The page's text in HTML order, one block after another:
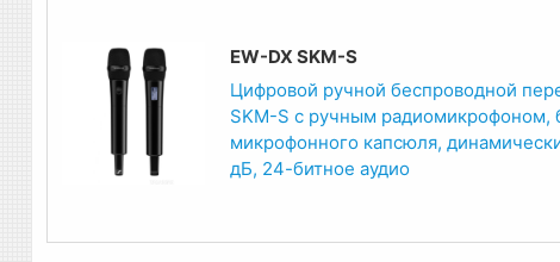
EW-DX SKM-S
Цифровой ручной беспроводной
SKM-S с ручным радиомикрофоном,
микрофонного капсюля,
дБ, 24-битное аудио